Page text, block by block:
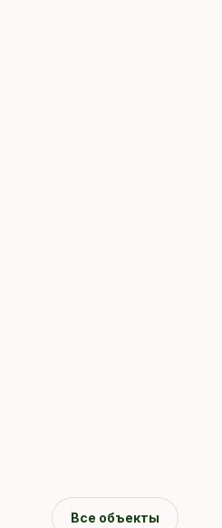
Все объекты